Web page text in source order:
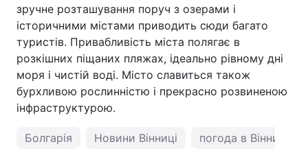
зручне розташування поруч з озерами і
історичними містами приводить сюди багато
туристів. Привабливість міста полягає в
розкішних піщаних пляжах, ідеально рівному дні
моря і чистій воді. Місто славиться також
бурхливою рослинністю і прекрасно розвиненою
інфраструктурою.
Болгарія Новини Вінниці погода в Вінниці